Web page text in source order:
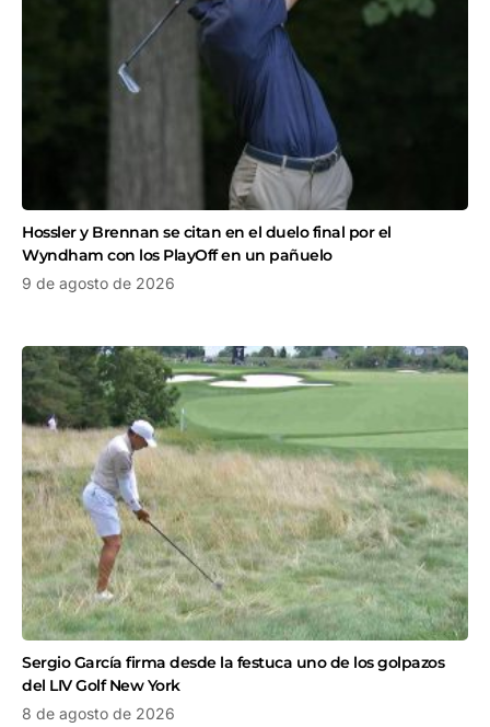
Hossler y Brennan se citan en el duelo final por el
Wyndham con los PlayOff en un pañuelo
9 de agosto de 2026
Sergio García firma desde la festuca uno de los golpazos
del LIV Golf New York
8 de agosto de 2026